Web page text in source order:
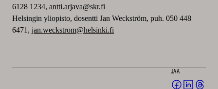
6128 1234, antti.arjava@skr.fi
Helsingin yliopisto, dosentti Jan Weckström, puh. 050 448
6471, jan.weckstrom@helsinki.fi
JAA
Jaa Jaa